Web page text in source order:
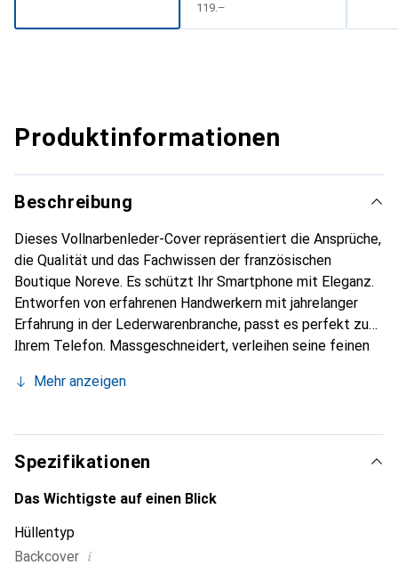
CHF
119.–
Produktinformationen
Beschreibung
Dieses Vollnarbenleder-Cover repräsentiert die Ansprüche,
die Qualität und das Fachwissen der französischen
Boutique Noreve. Es schützt Ihr Smartphone mit Eleganz.
Entworfen von erfahrenen Handwerkern mit jahrelanger
Erfahrung in der Lederwarenbranche, passt es perfekt zu
Ihrem Telefon. Massgeschneidert, verleihen seine feinen
und unverzichtbaren Accessoire für Ihr Smartphone.
die Marke Noreve eine zuverlässige Wahl für eine
anspruchsvolle Kundschaft.
Mehr anzeigen
Spezifikationen
Das Wichtigste auf einen Blick
Hüllentyp
Backcover i